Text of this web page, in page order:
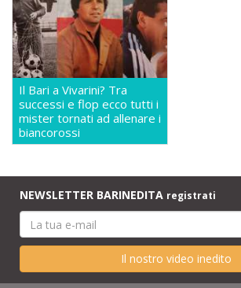
Il Bari a Vivarini? Tra
successi e flop ecco tutti i
mister tornati ad allenare i
biancorossi
NEWSLETTER BARINEDITA registrati
Il nostro video inedito